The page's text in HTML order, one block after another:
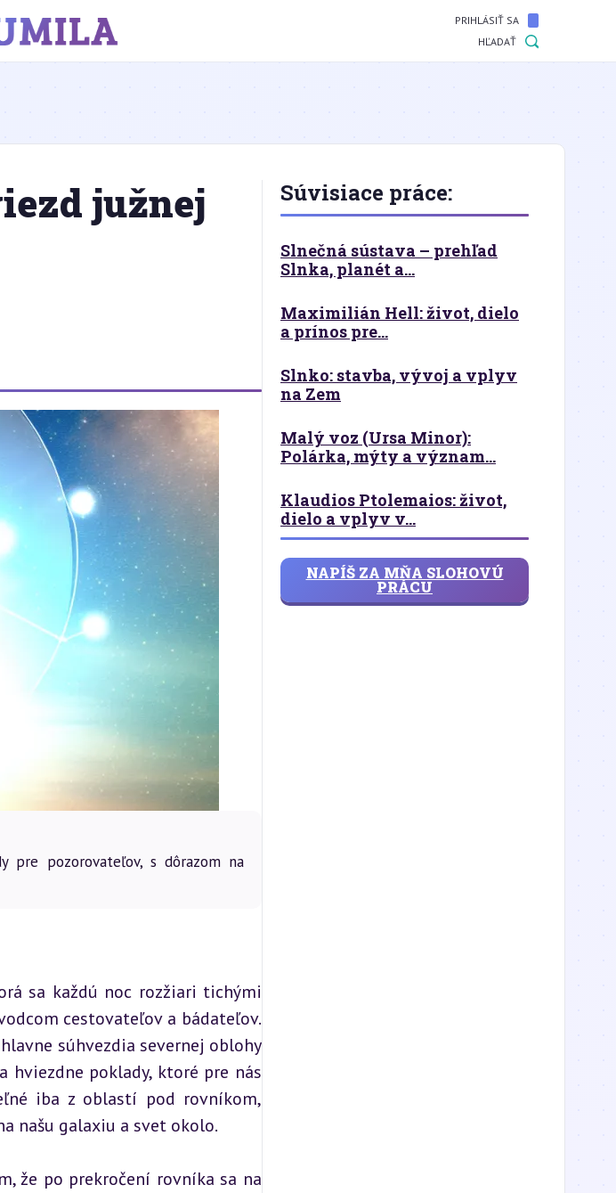
PRIHLÁSIŤ SA
HĽADAŤ
južnej
pre pozorovateľov, s dôrazom na
sa každú noc rozžiari tichými
cestovateľov a bádateľov.
súhvezdia severnej oblohy
hviezdne poklady, ktoré pre nás
iba z oblastí pod rovníkom,
našu galaxiu a svet okolo.
že po prekročení rovníka sa na
Súvisiace práce:
Slnečná sústava – prehľad
Slnka, planét a...
Maximilián Hell: život, dielo
a prínos pre...
Slnko: stavba, vývoj a vplyv
na Zem
Malý voz (Ursa Minor):
Polárka, mýty a význam...
Klaudios Ptolemaios: život,
dielo a vplyv v...
NAPÍŠ ZA MŇA SLOHOVÚ
PRÁCU